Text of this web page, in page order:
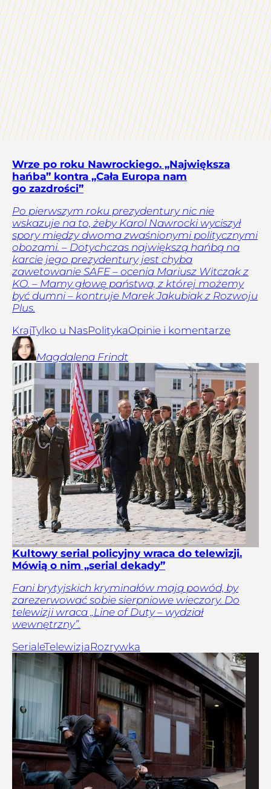
Wrze po roku Nawrockiego. „Największa
hańba” kontra „Cała Europa nam
go zazdrości”
Po pierwszym roku prezydentury nic nie
wskazuje na to, żeby Karol Nawrocki wyciszył
spory między dwoma zwaśnionymi politycznymi
obozami. – Dotychczas największą hańbą na
karcie jego prezydentury jest chyba
zawetowanie SAFE – ocenia Mariusz Witczak z
KO. – Mamy głowę państwa, z której możemy
być dumni – kontruje Marek Jakubiak z Rozwoju
Plus.
KrajTylko u NasPolitykaOpinie i komentarze
Magdalena Frindt
Kultowy serial policyjny wraca do telewizji.
Mówią o nim „serial dekady”
Fani brytyjskich kryminałów mają powód, by
zarezerwować sobie sierpniowe wieczory. Do
telewizji wraca „Line of Duty – wydział
wewnętrzny”.
SerialeTelewizjaRozrywka